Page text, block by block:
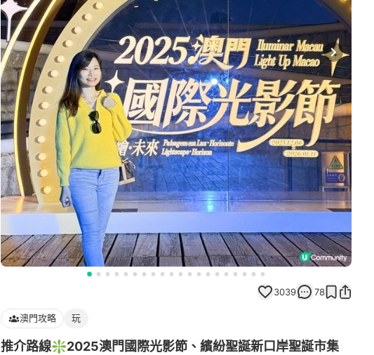
Next slide
3039 78
澳門攻略 玩
推介路線❇️2025澳門國際光影節、繽紛聖誕新口岸聖誕市集